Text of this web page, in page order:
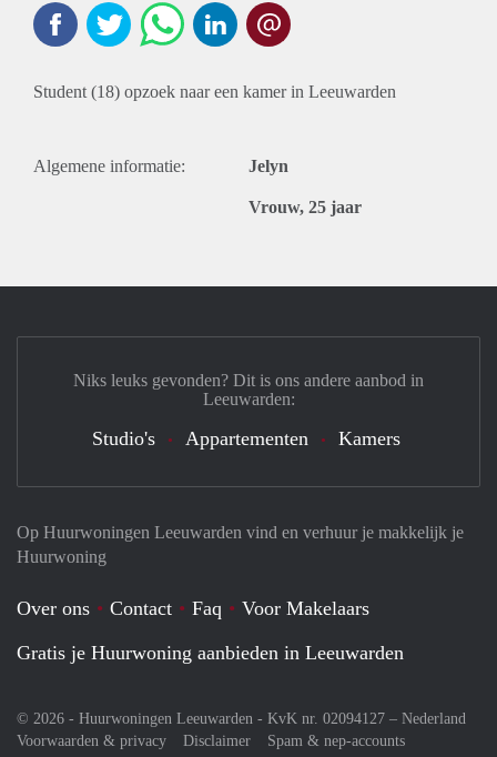
Student (18) opzoek naar een kamer in Leeuwarden
Algemene informatie: Jelyn
Vrouw, 25 jaar
Op Huurwoningen Leeuwarden vind en verhuur je makkelijk je
Huurwoning
Over ons Contact Faq
Voor Makelaars
Gratis je Huurwoning aanbieden in Leeuwarden
© 2026 - Huurwoningen Leeuwarden - KvK nr. 02094127 – Nederland
Voorwaarden & privacy
Disclaimer
Spam & nep-accounts
Niks leuks gevonden? Dit is ons andere aanbod in
Leeuwarden:
Studio's Appartementen Kamers